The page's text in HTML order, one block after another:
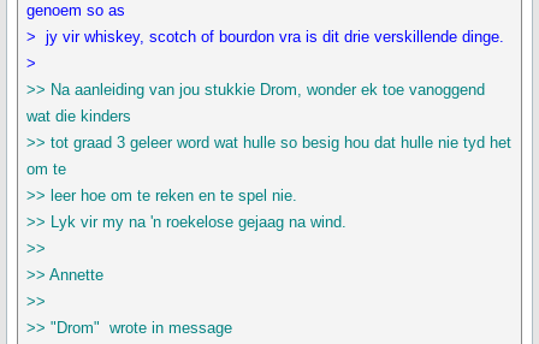
genoem so as
> jy vir whiskey, scotch of bourdon vra is dit drie verskillende dinge.
>
>> Na aanleiding van jou stukkie Drom, wonder ek toe vanoggend
wat die kinders
>> tot graad 3 geleer word wat hulle so besig hou dat hulle nie tyd het
om te
>> leer hoe om te reken en te spel nie.
>> Lyk vir my na 'n roekelose gejaag na wind.
>>
>> Annette
>>
>> "Drom" wrote in message